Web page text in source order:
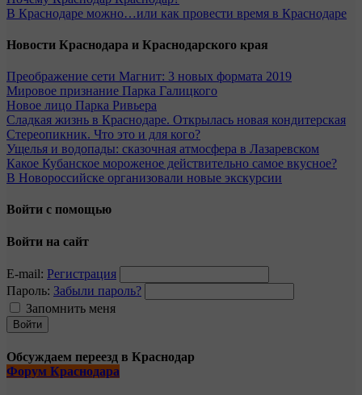
В Краснодаре можно…или как провести время в Краснодаре
Новости Краснодара и Краснодарского края
Преображение сети Магнит: 3 новых формата 2019
Мировое признание Парка Галицкого
Новое лицо Парка Ривьера
Сладкая жизнь в Краснодаре. Открылась новая кондитерская
Стереопикник. Что это и для кого?
Ущелья и водопады: сказочная атмосфера в Лазаревском
Какое Кубанское мороженое действительно самое вкусное?
В Новороссийске организовали новые экскурсии
Войти с помощью
Войти на сайт
E-mail: Регистрация
Пароль: Забыли пароль?
Запомнить меня
Обсуждаем переезд в Краснодар
Форум Краснодара